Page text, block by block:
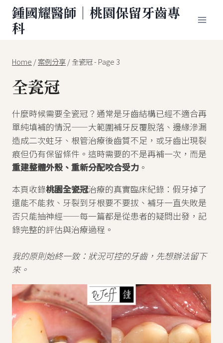
Skip
content
鍾國耀醫師｜桃園保留牙齒專
科
Home /案例分享/全瓷冠- Page 3
全瓷冠
什麼時候需要全瓷冠？通常是牙齒結構已經不適合再
單純填補的情況——大範圍補牙反覆脫落、邊緣滲漏
造成二次蛀牙、根管治療後齒質不足，或牙齒出現裂
痕但仍有保留條件。這時需要的不是再補一次，而是
重建整體外殼、重新分配咬合受力 。
本頁收錄桃園全瓷冠治療的真實臨床紀錄：假牙掉了
還能不能救、牙裂到牙根要不要拔、補牙一直失敗是
否只能抽神經——每一篇都是從患者的疑問出發，記
錄完整的評估與治療過程。
我的原則始終一致：狀況可控的牙齒，先想辦法留下
來。